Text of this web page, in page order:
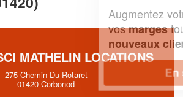
MATHELIN LOCATIONS
275 Chemin Du Rotaret
01420 Corbonod
votre chiffre d'affaireset
margestout en gagnant de
En savoir plus